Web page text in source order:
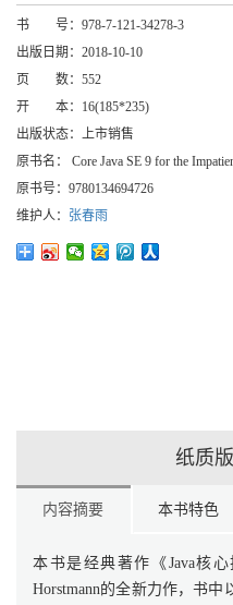
书 号： 978-7-121-34278-3
出版日期： 2018-10-10
页 数： 552
开 本： 16(185*235)
出版状态： 上市销售
原书名：
Core Java SE 9 for the
原书号： 9780134694726
维护人： 张春雨
纸质版
内容摘要 本书特色
本书是经典著作《Java核心
Horstmann的全新力作，书